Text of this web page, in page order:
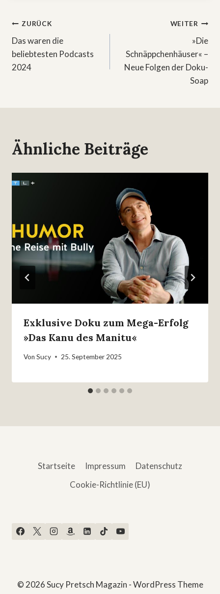
Beitragsnavigation
ZURÜCK
Das waren die
beliebtesten Podcasts
2024
WEITER
»Die
Schnäppchenhäuser« –
Neue Folgen der Doku-
Soap
Ähnliche Beiträge
Exklusive Doku zum Mega-Erfolg
»Das Kanu des Manitu«
Von Sucy 25. September 2025
Startseite Impressum
Datenschutz
Cookie-Richtlinie (EU)
© 2026 Sucy Pretsch Magazin - WordPress Theme